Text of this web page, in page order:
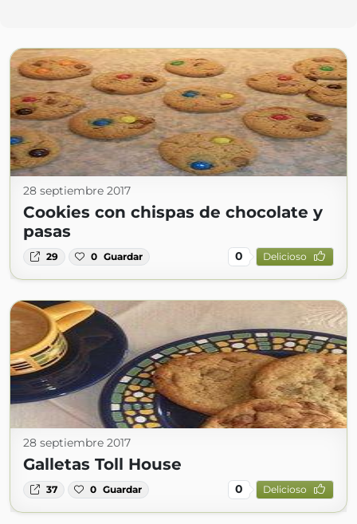
28 septiembre 2017
Cookies con chispas de chocolate y
pasas
29 0 Guardar 0 Delicioso
28 septiembre 2017
Galletas Toll House
37 0 Guardar 0 Delicioso